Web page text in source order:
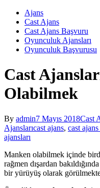
Ajans
Cast Ajans
Cast Ajans Başvuru
Oyunculuk Ajansları
Oyunculuk Başvurusu
Cast
Olabilmek
By admin7 Mayıs 2018Cast
Ajanslarıcast ajans, cast
ajansları
Manken olabilmek içinde
rağmen dışardan
bir yürüyüş olarak